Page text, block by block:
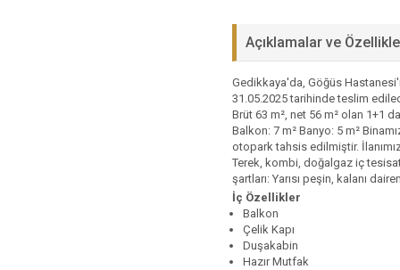
Açıklamalar ve
Gedikkaya'da, Göğüs
31.05.2025 tarihinde teslim
Brüt 63 m², net 56 m² olan 1+1
Balkon: 7 m² Banyo: 5 m²
otopark tahsis edilmiştir.
Terek, kombi, doğalgaz iç
şartları: Yarısı peşin, kalanı
İç Özellikler
Balkon
Çelik Kapı
Duşakabin
Hazır Mutfak